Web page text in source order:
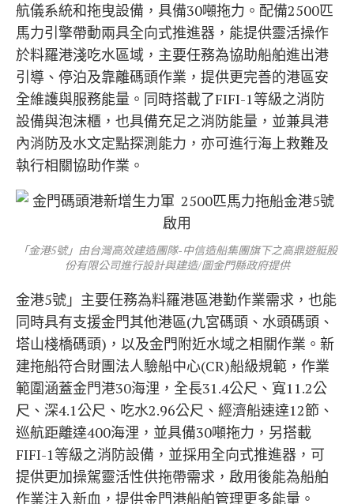
航儀系統和拖曳設備，具備30噸拖力。配備2500匹
馬力引擎帶動兩具全向式推進器，能提供靈活操作
於料羅港淺吃水區域，主要任務為協助船舶進出港
引導、停泊及靠離碼頭作業，提供更完善的港區安
全維護與服務能量。同時搭載了FIFI-1等級之消防
設備與泡沫櫃，也具備充足之消防能量，並兼具港
內消防及水文定點探測能力，亦可進行海上救難及
執行相關協助作業。
「金港5號」由台灣高效建造團隊-中信造船集團旗下之高鼎遊艇股
份有限公司進行設計與建造/圖金門縣政府提供
金港5號」主要任務為料羅港區港勤作業需求，也能
同時具有支援金門其他港區(九宮碼頭、水頭碼頭、
塔山棧橋碼頭)，以及金門附近水域之相關作業。新
建拖船符合財團法人驗船中心(CR)船級規範，作業
範圍涵蓋金門港30海浬，全長31.4公尺、寬11.2公
尺、深4.1公尺、吃水2.96公尺、經濟船速達12節、
巡航距離達400海浬，並具備30噸拖力，另搭載
FIFI-1等級之消防設備，並採用全向式推進器，可
提供更加操駕靈活性供拖帶需求，啟用後能為船舶
作業注入新血，提供金門港船舶管理更多能量。